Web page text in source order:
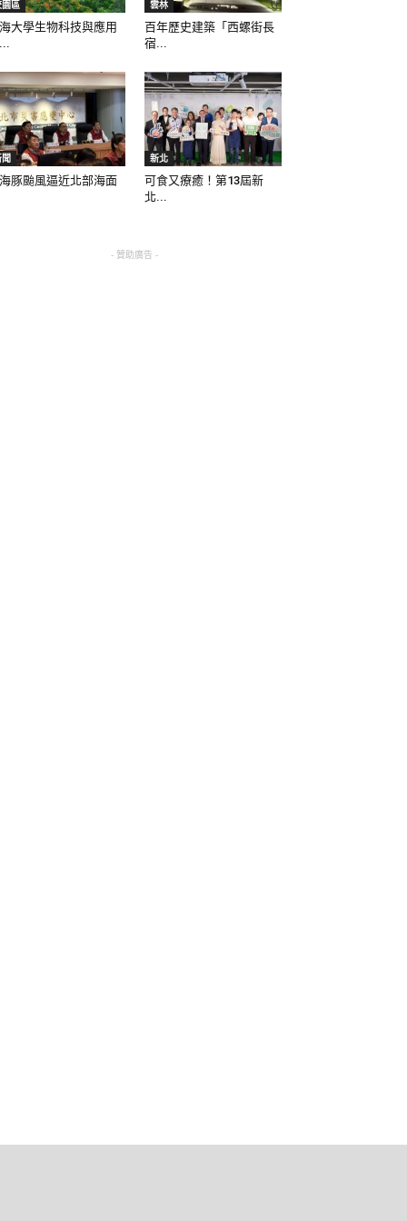
區
大學生物科技與應用
雲林
百年歷史建築「西螺街長
宿...
豚颱風逼近北部海面
新北
可食又療癒！第13屆新
北...
- 贊助廣告 -